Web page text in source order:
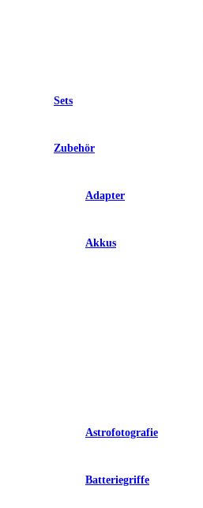
Sets
Zubehör
Adapter
Akkus
Astrofotografie
Batteriegriffe